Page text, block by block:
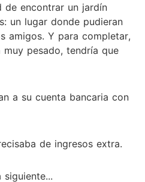
de encontrar un jardín
un lugar donde pudieran
amigos. Y para completar,
pesado, tendría que
a su cuenta bancaria con
de ingresos extra.
siguiente...